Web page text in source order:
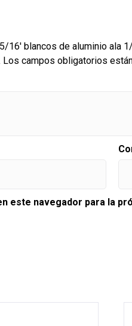
blancos de aluminio ala 1/
Los campos obligatorios
este navegador para la